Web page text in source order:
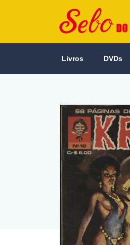
Livros DVDs